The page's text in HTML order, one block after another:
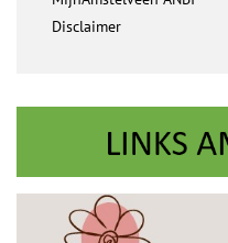
Disclaimer